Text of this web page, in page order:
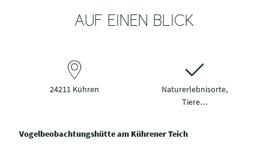
AUF EINEN BLICK
24211 Kühren
Naturerlebnisorte,
Tiere…
Vogelbeobachtungshütte am Kührener Teich